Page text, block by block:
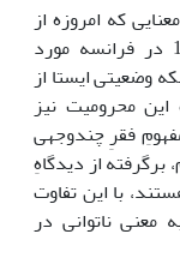
که امروزه از
آن می­شناسیم، نخستین بار در دهۀ 1970 در فرانسه مورد
وضعیتی ایستا از
این محرومیت نیز
فقرِ چندوجهی
برگرفته از دیدگاهِ
با این تفاوت
معنی ناتوانی در